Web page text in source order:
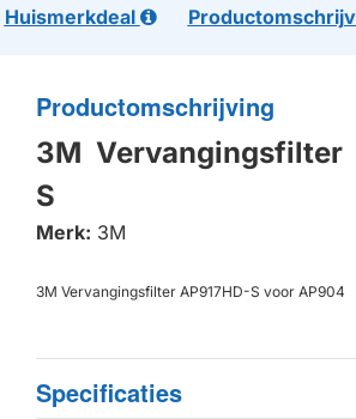
Huismerkdeal
Productomschrijving
3M Vervangingsfilter
S
Merk: 3M
3M Vervangingsfilter AP917HD-S voor AP904
Specificaties